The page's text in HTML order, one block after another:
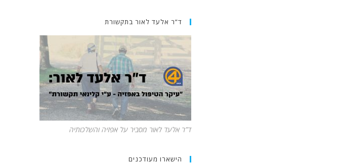
ד”ר אלעד לאור בתקשורת
ד”ר אלעד לאור מסביר על אפזיה והשלכותיה
הישארו מעודכנים